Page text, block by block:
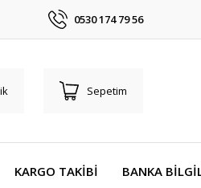
0530 174 79 56
Sepetim
KARGO TAKİBİ BANKA